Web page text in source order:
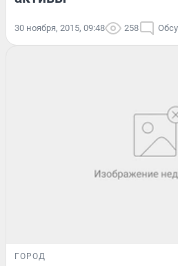
30 ноября, 2015, 09:48 258
ГОРОД